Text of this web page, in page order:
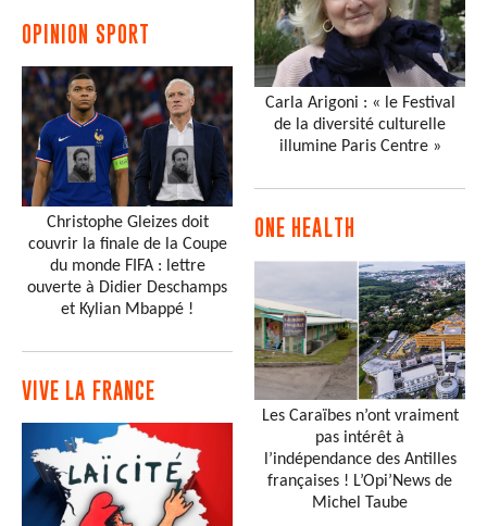
OPINION SPORT
Christophe Gleizes doit
couvrir la finale de la Coupe
du monde FIFA : lettre
ouverte à Didier Deschamps
et Kylian Mbappé !
VIVE LA FRANCE
Carla Arigoni : « le Festival
de la diversité culturelle
illumine Paris Centre »
ONE HEALTH
Les Caraïbes n’ont vraiment
pas intérêt à
l’indépendance des Antilles
françaises ! L’Opi’News de
Michel Taube